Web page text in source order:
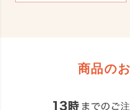
商品の